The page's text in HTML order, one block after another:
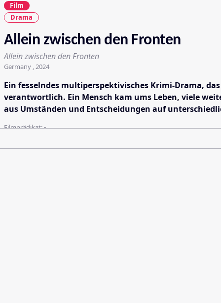
Film
Drama
Allein zwischen den Fronten
Allein zwischen den Fronten
Germany , 2024
Ein fesselndes multiperspektivisches Krimi-Drama,
verantwortlich. Ein Mensch kam ums Leben, viele
aus Umständen und Entscheidungen auf
Filmprädikat:-